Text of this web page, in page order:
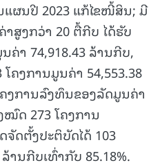
ແຜນປີ 2023 ແກ້ໄຂໜີ້ສິນ; ມີ
ສູງກວ່າ 20 ຕື້ກີບ ໄດ້ຮັບ
າ 74,918.43 ລ້ານກີບ,
ຄງການມູນຄ່າ 54,553.38
ງການລົງທຶນຂອງລັດມູນຄ່າ
ດ 273 ໂຄງການ
ຈັດຕັ້ງປະຕິບັດໄດ້ 103
ານກີບເທົ່າກັບ 85.18%.